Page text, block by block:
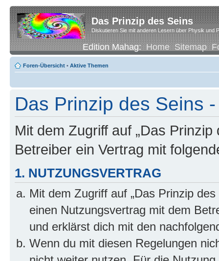
Das Prinzip des Seins
Diskutieren Sie mit anderen Lesern über Physik und
Edition Mahag:Home Sitemap
Foren-Übersicht • Aktive Themen
Das Prinzip des Seins
Mit dem Zugriff auf „Das
Betreiber ein Vertrag mit
1. NUTZUNGSVERTRAG
Mit dem Zugriff auf „Das Prinzip
einen Nutzungsvertrag mit dem
und erklärst dich mit den
Wenn du mit diesen Regelungen